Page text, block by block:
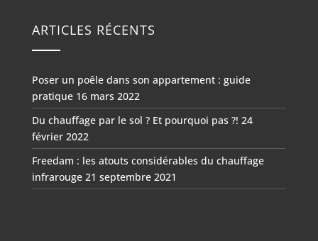
ARTICLES RÉCENTS
Poser un poêle dans son appartement : guide
pratique 16 mars 2022
Du chauffage par le sol ? Et pourquoi pas ?! 24
février 2022
Freedam : les atouts considérables du chauffage
infrarouge 21 septembre 2021